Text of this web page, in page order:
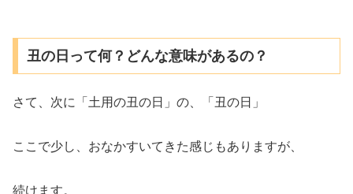
丑の日って何？どんな意味があるの？
さて、次に「土用の丑の日」の、「丑の日」
ここで少し、おなかすいてきた感じもありますが、
続けます。